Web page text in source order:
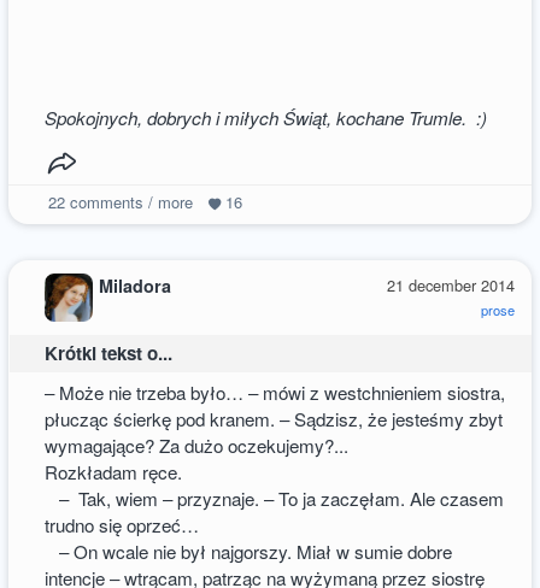
Spokojnych, dobrych i miłych Świąt, kochane Trumle. :)
22comments / more 16
21 december 2014
prose
Miladora
Krótki tekst o...
– Może nie trzeba było… – mówi z westchnieniem siostra,
płucząc ścierkę pod kranem. – Sądzisz, że jesteśmy zbyt
wymagające? Za dużo oczekujemy?...
Rozkładam ręce.
– Tak, wiem – przyznaje. – To ja zaczęłam. Ale czasem
trudno się oprzeć…
– On wcale nie był najgorszy. Miał w sumie dobre
intencje – wtrącam, patrząc na wyżymaną przez siostrę